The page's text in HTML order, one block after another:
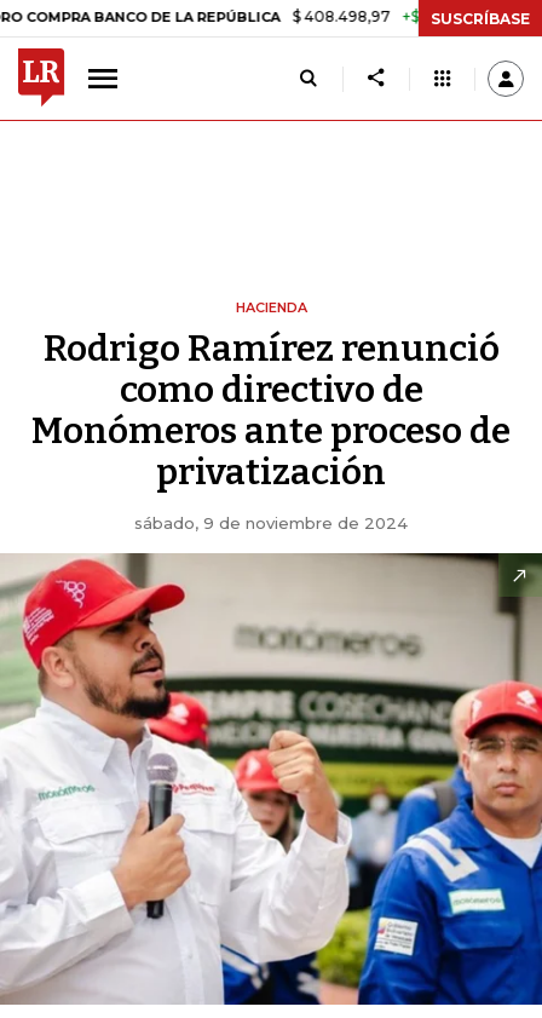
BANCO DE LA REPÚBLICA $ 408.498,97 +$ 8.753,81 +2,19%
SUSCRÍBASE
HACIENDA
Rodrigo Ramírez renunció
como directivo de
Monómeros ante proceso de
privatización
sábado, 9 de noviembre de 2024